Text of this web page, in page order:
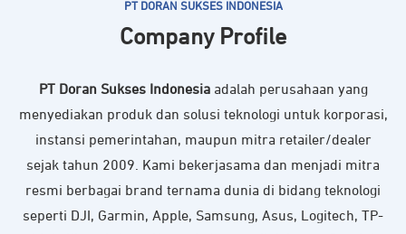
PT DORAN SUKSES INDONESIA
Company Profile
PT Doran Sukses Indonesiaadalah perusahaan yang
menyediakan produk dan solusi teknologi untuk korporasi,
instansi pemerintahan, maupun mitra retailer/dealer
sejak tahun 2009. Kami bekerjasama dan menjadi mitra
resmi berbagai brand ternama dunia di bidang teknologi
seperti DJI, Garmin, Apple, Samsung, Asus, Logitech, TP-